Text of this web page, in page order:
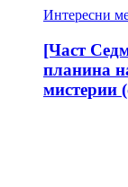
Интересни
[Част
планина
мистерии